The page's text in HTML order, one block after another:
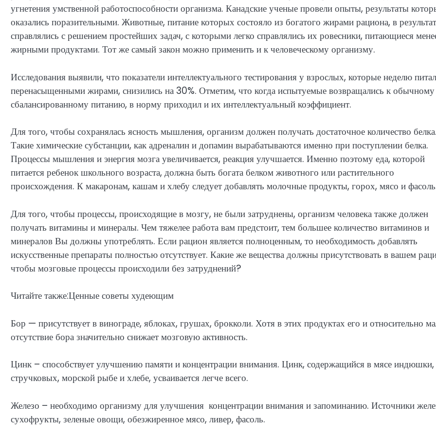
угнетения умственной работоспособности организма. Канадские ученые провели опыты, результаты
оказались поразительными. Животные, питание которых состояло из богатого жирами рациона, в
справлялись с решением простейших задач, с которыми легко справлялись их ровесники, питающиеся
жирными продуктами. Тот же самый закон можно применить и к человеческому организму.
Исследования выявили, что показатели интеллектуального тестирования у взрослых, которые неделю
перенасыщенными жирами, снизились на 30%. Отметим, что когда испытуемые возвращались к обычному
сбалансированному питанию, в норму приходил и их интеллектуальный коэффициент.
Для того, чтобы сохранялась ясность мышления, организм должен получать достаточное количество белка.
Такие химические субстанции, как адреналин и допамин вырабатываются именно при поступлении белка.
Процессы мышления и энергия мозга увеличивается, реакция улучшается. Именно поэтому еда, которой
питается ребенок школьного возраста, должна быть богата белком животного или растительного
происхождения. К макаронам, кашам и хлебу следует добавлять молочные продукты, горох, мясо и
Для того, чтобы процессы, происходящие в мозгу, не были затруднены, организм человека также должен
получать витамины и минералы. Чем тяжелее работа вам предстоит, тем большее количество витаминов и
минералов Вы должны употреблять. Если рацион является полноценным, то необходимость добавлять
искусственные препараты полностью отсутствует. Какие же вещества должны присутствовать в вашем
чтобы мозговые процессы происходили без затруднений?
Читайте также:Ценные советы худеющим
Бор — присутствует в винограде, яблоках, грушах, брокколи. Хотя в этих продуктах его и относительно
отсутствие бора значительно снижает мозговую активность.
Цинк – способствует улучшению памяти и концентрации внимания. Цинк, содержащийся в мясе индюшки,
стручковых, морской рыбе и хлебе, усваивается легче всего.
Железо – необходимо организму для улучшения концентрации внимания и запоминанию. Источники
сухофрукты, зеленые овощи, обезжиренное мясо, ливер, фасоль.